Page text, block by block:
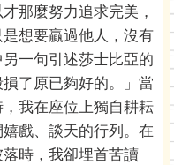
那麼努力追求完美，
想要贏過他人，沒有
一句引述莎士比亞的
了原已夠好的。」當
我在座位上獨自耕耘
戲、談天的行列。在
時，我卻埋首苦讀